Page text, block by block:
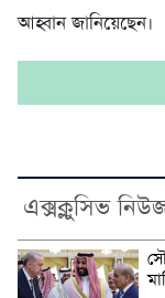
আহ্বান জানিয়েছেন।
এক্সক্লুসিভ